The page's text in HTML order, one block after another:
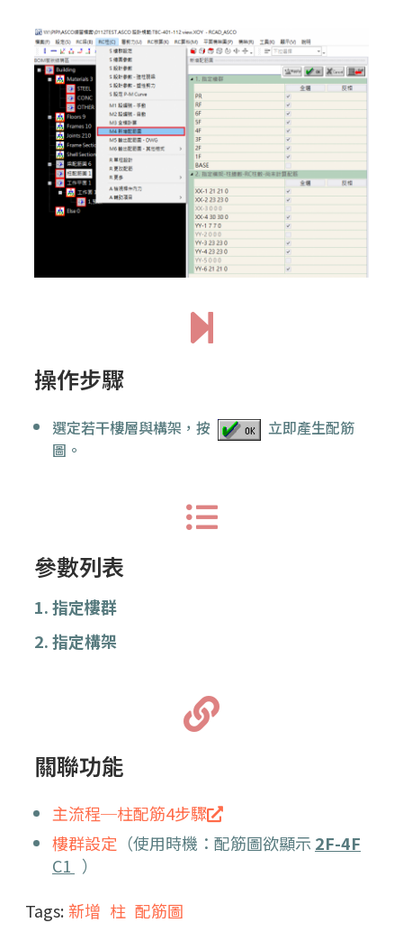
操作步驟
選定若干樓層與構架，按
立即產生配筋
圖。
參數列表
1. 指定樓群
2. 指定構架
關聯功能
主流程─柱配筋4步驟
樓群設定 （使用時機：配筋圖欲顯示 2F-4F
C1 ）
Tags:新增 柱 配筋圖